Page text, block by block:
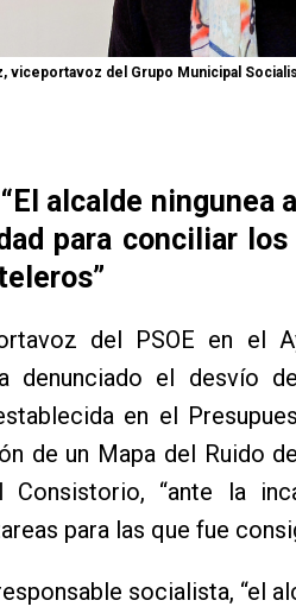
viceportavoz del Grupo Municipal
alcalde ningunea
para conciliar
del PSOE en el
denunciado el desvío
en el
de un Mapa del Ruido
Consistorio, “ante la
para las que fue
socialista, “el